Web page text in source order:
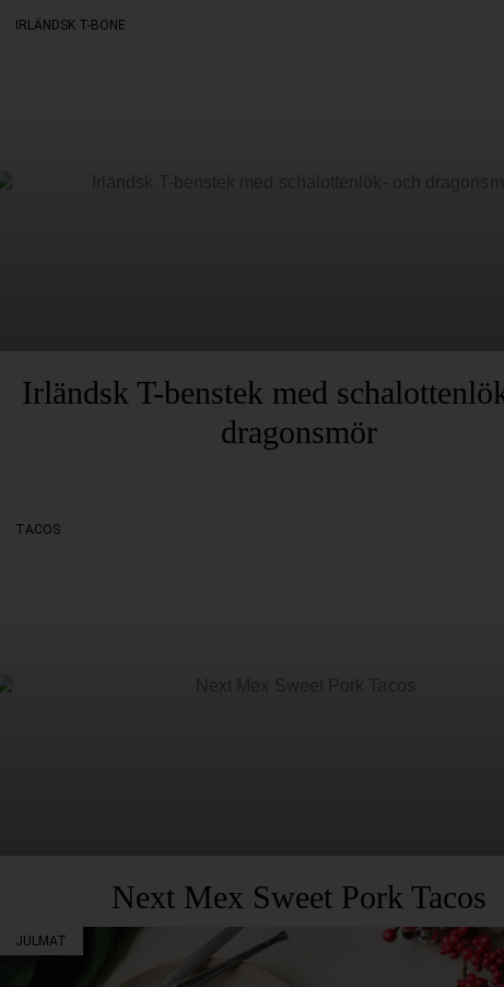
IRLÄNDSK T-BONE
Irländsk T-benstek med
dragonsmör
TACOS
Next Mex Sweet Pork Tacos
JULMAT